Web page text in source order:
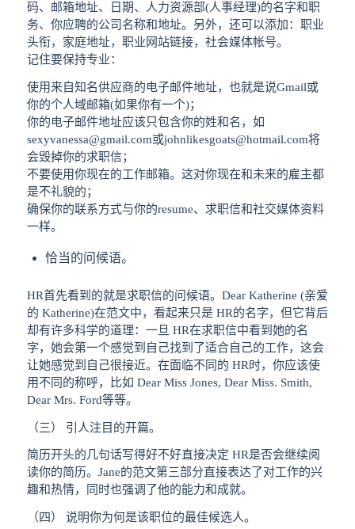
码、邮箱地址、日期、人力资源部(人事经理)的名字和职
务、你应聘的公司名称和地址。另外，还可以添加：职业
头衔，家庭地址，职业网站链接，社会媒体帐号。
记住要保持专业：
使用来自知名供应商的电子邮件地址，也就是说Gmail或
你的个人域邮箱(如果你有一个)；
你的电子邮件地址应该只包含你的姓和名，如
sexyvanessa@gmail.com或johnlikesgoats@hotmail.com将
会毁掉你的求职信；
不要使用你现在的工作邮箱。这对你现在和未来的雇主都
是不礼貌的；
确保你的联系方式与你的resume、求职信和社交媒体资料
一样。
恰当的问候语。
HR首先看到的就是求职信的问候语。Dear Katherine (亲爱
的 Katherine)在范文中，看起来只是 HR的名字，但它背后
却有许多科学的道理：一旦 HR在求职信中看到她的名
字，她会第一个感觉到自己找到了适合自己的工作，这会
让她感觉到自己很接近。在面临不同的 HR时，你应该使
用不同的称呼，比如 Dear Miss Jones, Dear Miss. Smith,
Dear Mrs. Ford等等。
（三） 引人注目的开篇。
简历开头的几句话写得好不好直接决定 HR是否会继续阅
读你的简历。Jane的范文第三部分直接表达了对工作的兴
趣和热情，同时也强调了他的能力和成就。
（四） 说明你为何是该职位的最佳候选人。